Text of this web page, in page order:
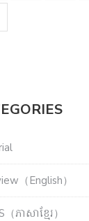
（English）
ភាសាខ្មែរ）